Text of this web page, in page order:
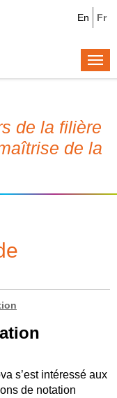
Fr
En
de la filière
de la
s’est intéressé aux
de notation